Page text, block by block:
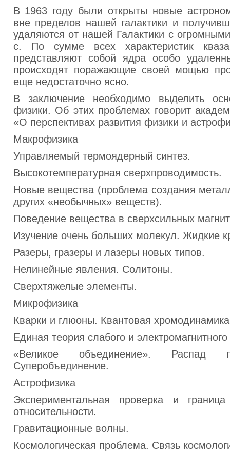
В 1963 году были открыты новые
вне пределов нашей галактики и
удаляются от нашей Галактики с
с. По сумме всех характеристик
представляют собой ядра особо
происходят поражающие своей мощью
еще недостаточно ясно.
В заключение необходимо выделить
физики. Об этих проблемах говорит
«О перспективах развития физики и
Макрофизика
Управляемый термоядерный синтез.
Высокотемпературная сверхпроводимость.
Новые вещества (проблема создания
других «необычных» веществ).
Поведение вещества в сверхсильных
Изучение очень больших молекул. Жидкие
Разеры, гразеры и лазеры новых типов.
Нелинейные явления. Солитоны.
Сверхтяжелые элементы.
Микрофизика
Кварки и глюоны. Квантовая
Единая теория слабого и
«Великое объединение». Распад
Суперобъединение.
Астрофизика
Экспериментальная проверка и
относительности.
Гравитационные волны.
Космологическая проблема. Связь